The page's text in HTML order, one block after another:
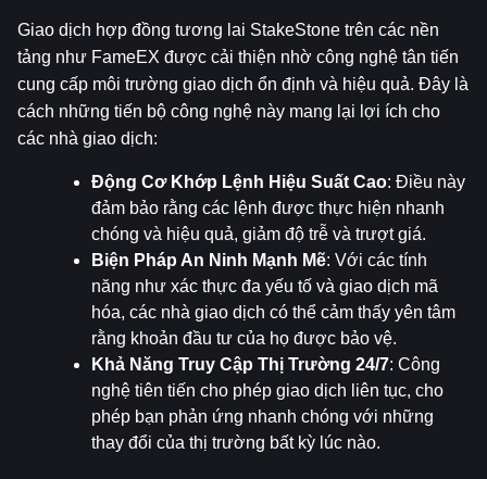
Giao dịch hợp đồng tương lai StakeStone trên các nền
tảng như FameEX được cải thiện nhờ công nghệ tân tiến
cung cấp môi trường giao dịch ổn định và hiệu quả. Đây là
cách những tiến bộ công nghệ này mang lại lợi ích cho
các nhà giao dịch:
Động Cơ Khớp Lệnh Hiệu Suất Cao: Điều này
đảm bảo rằng các lệnh được thực hiện nhanh
chóng và hiệu quả, giảm độ trễ và trượt giá.
Biện Pháp An Ninh Mạnh Mẽ: Với các tính
năng như xác thực đa yếu tố và giao dịch mã
hóa, các nhà giao dịch có thể cảm thấy yên tâm
rằng khoản đầu tư của họ được bảo vệ.
Khả Năng Truy Cập Thị Trường 24/7: Công
nghệ tiên tiến cho phép giao dịch liên tục, cho
phép bạn phản ứng nhanh chóng với những
thay đổi của thị trường bất kỳ lúc nào.